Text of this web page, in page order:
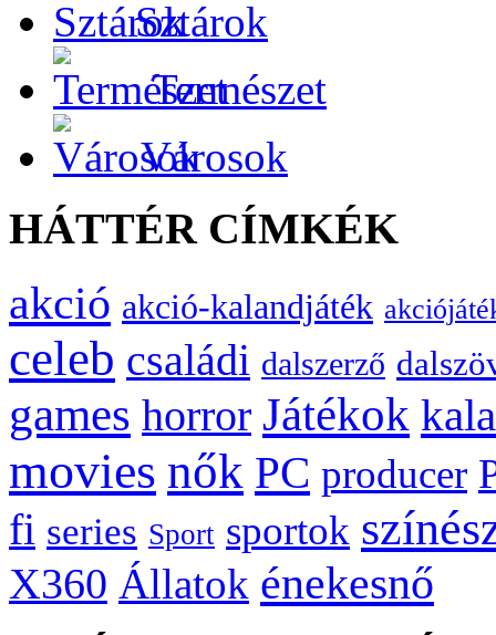
Sztárok
Természet
Városok
HÁTTÉR CÍMKÉK
akció akció-kalandjáték
celeb családi dalszerző
games horror Játékok
movies nők PC producer
fi series Sport sportok
X360 Állatok énekesnő